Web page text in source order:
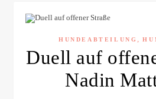
HUNDEABTEILUNG ,
Duell auf
Nadin